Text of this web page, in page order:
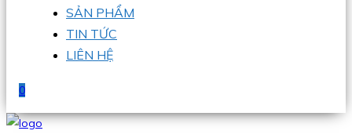
SẢN PHẨM
TIN TỨC
LIÊN HỆ
0